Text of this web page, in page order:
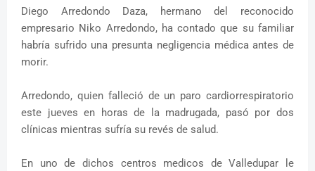
Diego Arredondo Daza, hermano del reconocido
empresario Niko Arredondo, ha contado que su familiar
habría sufrido una presunta negligencia médica antes de
morir.
Arredondo, quien falleció de un paro cardiorrespiratorio
este jueves en horas de la madrugada, pasó por dos
clínicas mientras sufría su revés de salud.
En uno de dichos centros medicos de Valledupar le